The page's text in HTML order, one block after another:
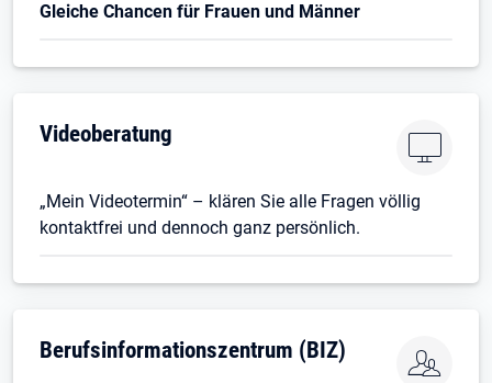
Gleiche Chancen für Frauen und Männer
Videoberatung
„Mein Videotermin“ – klären Sie alle Fragen völlig
kontaktfrei und dennoch ganz persönlich.
Berufsinformationszentrum (BIZ)